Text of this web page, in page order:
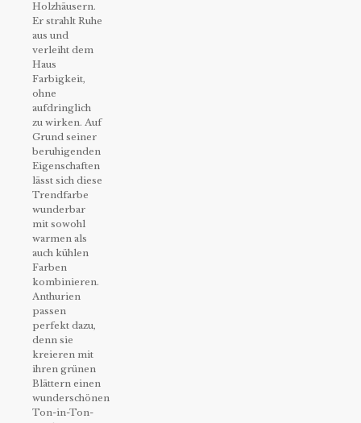
Holzhäusern.
Er strahlt Ruhe
aus und
verleiht dem
Haus
Farbigkeit,
ohne
aufdringlich
zu wirken. Auf
Grund seiner
beruhigenden
Eigenschaften
lässt sich diese
Trendfarbe
wunderbar
mit sowohl
warmen als
auch kühlen
Farben
kombinieren.
Anthurien
passen
perfekt dazu,
denn sie
kreieren mit
ihren grünen
Blättern einen
wunderschönen
Ton-in-Ton-